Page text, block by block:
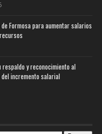
Formosa para aumentar salarios
respaldo y reconocimiento al
incremento salarial